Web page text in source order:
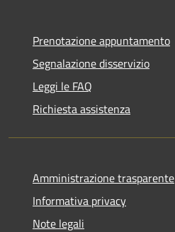
Prenotazione appuntamento
Segnalazione disservizio
Leggi le FAQ
Richiesta assistenza
Amministrazione trasparente
Informativa privacy
Note legali